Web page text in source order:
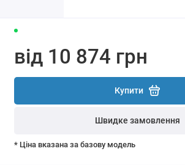
від 10 874 грн
Купити
Швидке замовлення
* Ціна вказана за базову модель